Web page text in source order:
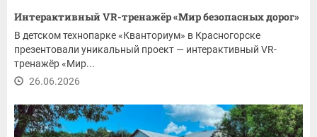
Интерактивный VR-тренажёр «Мир безопасных дорог»
В детском технопарке «Кванториум» в Красногорске
презентовали уникальный проект — интерактивный VR-
тренажёр «Мир...
26.06.2026